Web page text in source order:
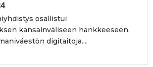
osallistui
kansainväliseen hankkeeseen,
digitaitoja....